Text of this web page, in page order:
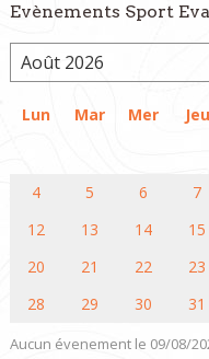
Evènements Sport
Lun Mar Mer Jeu
4
5 6 7
12
13 14 15
20
21 22 23
28
29 30 31
Aucun évenement le 09/08/